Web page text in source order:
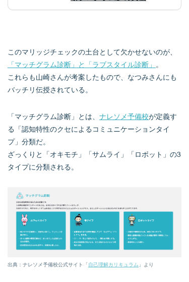
このマリッジチェックの土台として欠かせないのが、
「マッチグラム診断」と「ラブスタイル診断」 。
これらも山崎さんが考案したもので、なつみさんにも
バッチリ伝授されている。
「マッチグラム診断」とは、 ナレソメ予備校が定義す
る「認知特性のクセによるコミュニケーションタイ
プ」分類だ。
ざっくりと「オキモチ」「サムライ」「ロボット」の3
タイプに分類される。
出典：ナレソメ予備校公式サイト「自己理解カリキュラム 」より